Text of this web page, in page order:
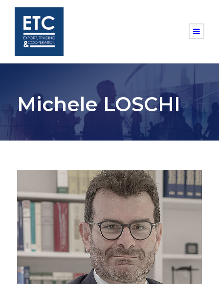
Michele LOSCHI